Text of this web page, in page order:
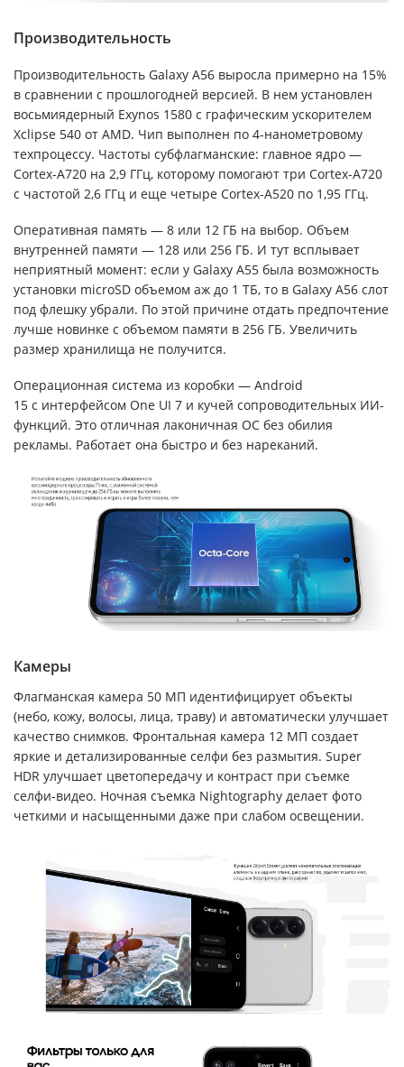
Производительность
Производительность Galaxy A56 выросла примерно на 15%
в сравнении с прошлогодней версией. В нем установлен
восьмиядерный Exynos 1580 с графическим ускорителем
Xclipse 540 от AMD. Чип выполнен по 4-нанометровому
техпроцессу. Частоты субфлагманские: главное ядро —
Cortex-A720 на 2,9 ГГц, которому помогают три Cortex-A720
с частотой 2,6 ГГц и еще четыре Cortex-A520 по 1,95 ГГц.
Оперативная память — 8 или 12 ГБ на выбор. Объем
внутренней памяти — 128 или 256 ГБ. И тут всплывает
неприятный момент: если у Galaxy A55 была возможность
установки microSD объемом аж до 1 ТБ, то в Galaxy A56 слот
под флешку убрали. По этой причине отдать предпочтение
лучше новинке с объемом памяти в 256 ГБ. Увеличить
размер хранилища не получится.
Операционная система из коробки — Android
15 с интерфейсом One UI 7 и кучей сопроводительных ИИ-
функций. Это отличная лаконичная ОС без обилия
рекламы. Работает она быстро и без нареканий.
Камеры
Флагманская камера 50 МП идентифицирует объекты
(небо, кожу, волосы, лица, траву) и автоматически улучшает
качество снимков. Фронтальная камера 12 МП создает
яркие и детализированные селфи без размытия. Super
HDR улучшает цветопередачу и контраст при съемке
селфи-видео. Ночная съемка Nightography делает фото
четкими и насыщенными даже при слабом освещении.